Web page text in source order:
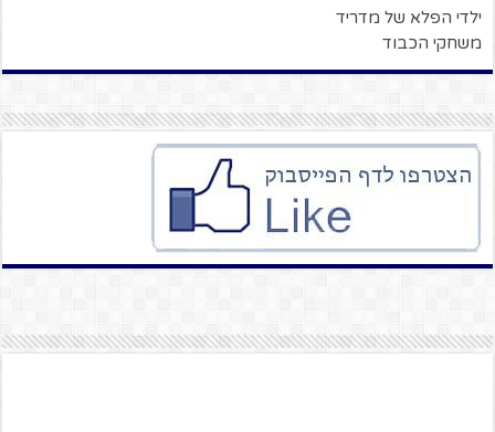
ילדי הפלא של מדריד
משחקי הכבוד